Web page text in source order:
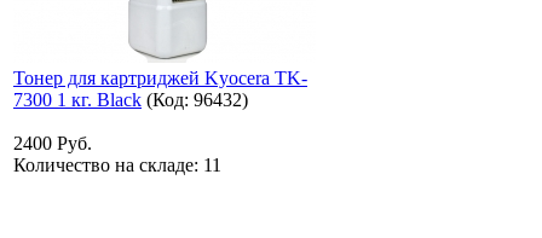
Тонер для картриджей Kyocera TK-
7300 1 кг. Black (Код: 96432)
2400 Руб.
Количество на складе: 11